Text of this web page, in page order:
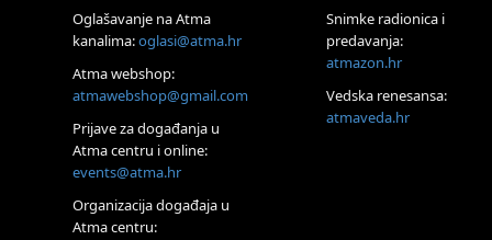
Visoko
Alemka Dauskardt – Jednodnevna radionica sistemskih
Zagreb
HOD PO ŽERAVICI – Seminar koji mijenja tijelo, duh i um
SoulFest – Festival glazbe, mudrosti i zajedništva
Radoboj
Noćna šumska kupka
Oglašavanje na Atma
kanalima:oglasi@atma.hr
Atma webshop:
atmawebshop@gmail.com
Prijave za događanja u
Atma centru i online:
events@atma.hr
Organizacija događaja u
Atma centru:
Snimke radionica i
predavanja:
atmazon.hr
Vedska renesansa:
atmaveda.hr